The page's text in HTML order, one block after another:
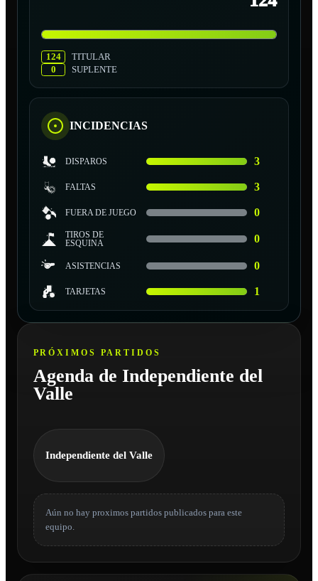
124
TITULAR
0
SUPLENTE
INCIDENCIAS
DISPAROS 3
FALTAS 3
FUERA DE JUEGO 0
TIROS DE
ESQUINA
0
ASISTENCIAS 0
TARJETAS 1
PRÓXIMOS PARTIDOS
Agenda de Independiente del
Valle
Independiente del Valle
Aún no hay proximos partidos publicados para este
equipo.